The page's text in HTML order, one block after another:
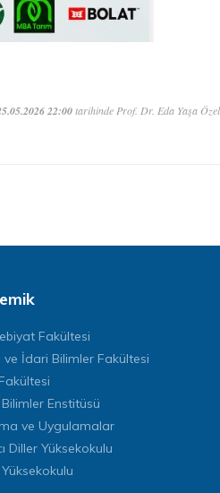
22:00tarihinde Prof. Dr. Eda Yaşa
Fakültesi
ve İdari Bilimler Fakültesi
Enstitüsü
ve Uygulamalar
Diller Yüksekokulu